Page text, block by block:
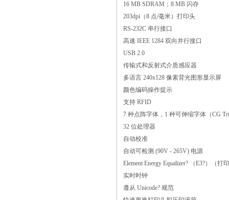
16 MB SDRAM；8 MB 闪存
203dpi（8 点/毫米）打印头
RS-232C 串行接口
高速 IEEE 1284 双向并行接口
USB 2.0
传输式和反射式介质感应器
多语言 240x128 像素背光图形显示屏
颜色编码操作提示
支持 RFID
7 种点阵字体，1 种可伸缩字体（CG
32 位处理器
自动校准
自动可检测 (90V - 265V) 电源
Element Energy Equalizer? （E3?）（打
实时时钟
遵从 Unicode? 规范